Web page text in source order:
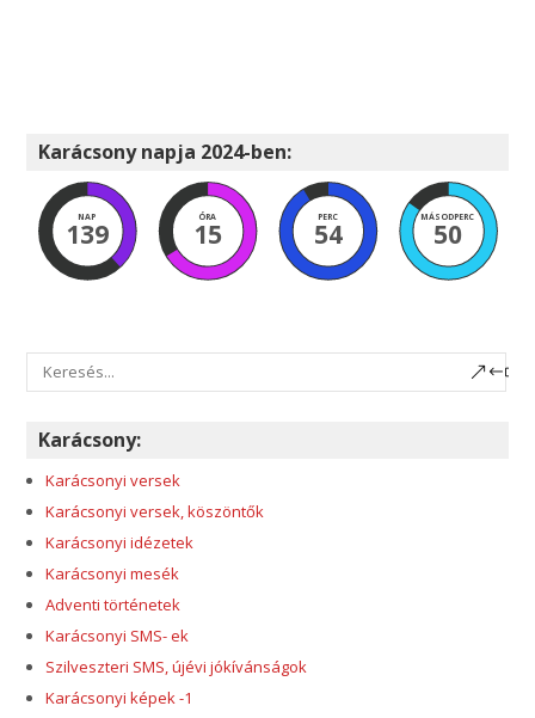
Karácsony napja 2024-ben:
NAP
139
ÓRA
15
PERC
54
MÁSODPERC
49
Karácsony:
Karácsonyi versek
Karácsonyi versek, köszöntők
Karácsonyi idézetek
Karácsonyi mesék
Adventi történetek
Karácsonyi SMS- ek
Szilveszteri SMS, újévi jókívánságok
Karácsonyi képek -1